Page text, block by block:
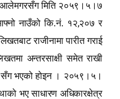
मिति २०५९।५।७
नाउँको कि.नं. १२,२०७ र
राजीनामा पारीत गराई
अन्तरसाक्षी समेत राखी
सँग भएको होइन । २०५९।५।
भए साधारण अधिकारक्षेत्र